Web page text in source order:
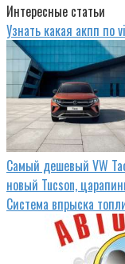
Интересные статьи
Узнать какая акпп по
Cамый дешевый VW
новый Tucson,
Система впрыска